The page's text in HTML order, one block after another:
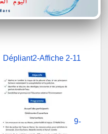
11-Dépliant
2-Affiche 2
9-